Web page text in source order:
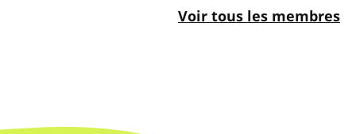
Voir tous les membres